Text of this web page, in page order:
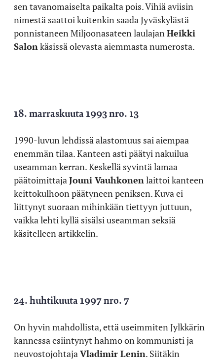
sen tavanomaiselta paikalta pois. Vihiä aviisin
nimestä saattoi kuitenkin saada Jyväskylästä
ponnistaneen Miljoonasateen laulajanHeikki
Salonkäsissä olevasta aiemmasta numerosta.
18. marraskuuta 1993 nro. 13
1990-luvun lehdissä alastomuus sai aiempaa
enemmän tilaa. Kanteen asti päätyi nakuilua
useamman kerran. Keskellä syvintä lamaa
päätoimittajaJouni Vauhkonenlaittoi kanteen
keittokulhoon päätyneen peniksen. Kuva ei
liittynyt suoraan mihinkään tiettyyn juttuun,
vaikka lehti kyllä sisälsi useamman seksiä
käsitelleen artikkelin.
24. huhtikuuta 1997 nro. 7
On hyvin mahdollista, että useimmiten Jylkkärin
kannessa esiintynyt hahmo on kommunisti ja
neuvostojohtajaVladimir Lenin. Siitäkin